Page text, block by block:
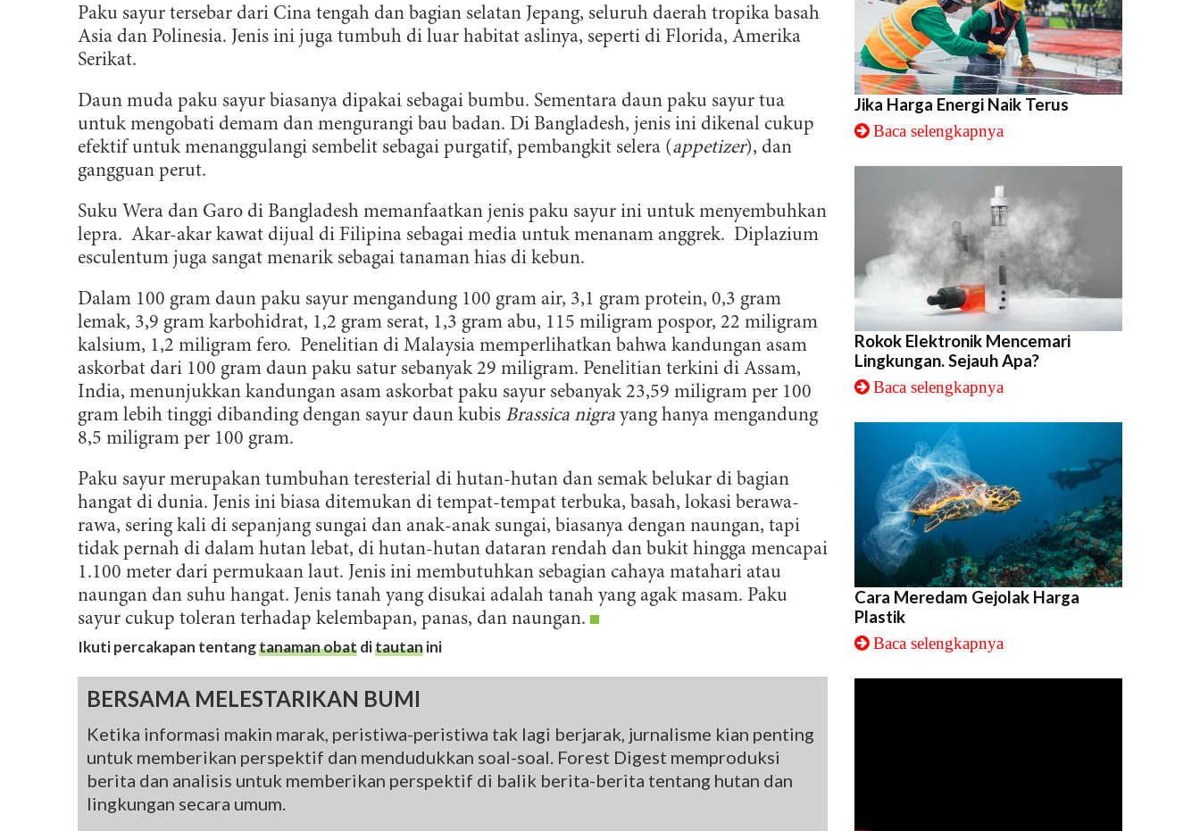
BERLANGGANAN
Daftarkan email Anda dan bergabunglah bersama komunitas peduli
lingkungan. Untuk bumi yang lestari.
DAFTAR
Paku sayur tersebar dari Cina tengah dan bagian selatan Jepang, seluruh daerah tropika basah
Asia dan Polinesia. Jenis ini juga tumbuh di luar habitat aslinya, seperti di Florida, Amerika
Serikat.
Daun muda paku sayur biasanya dipakai sebagai bumbu. Sementara daun paku sayur tua
untuk mengobati demam dan mengurangi bau badan. Di Bangladesh, jenis ini dikenal cukup
efektif untuk menanggulangi sembelit sebagai purgatif, pembangkit selera (appetizer), dan
gangguan perut.
Suku Wera dan Garo di Bangladesh memanfaatkan jenis paku sayur ini untuk menyembuhkan
lepra. Akar-akar kawat dijual di Filipina sebagai media untuk menanam anggrek. Diplazium
esculentum juga sangat menarik sebagai tanaman hias di kebun.
Dalam 100 gram daun paku sayur mengandung 100 gram air, 3,1 gram protein, 0,3 gram
lemak, 3,9 gram karbohidrat, 1,2 gram serat, 1,3 gram abu, 115 miligram pospor, 22 miligram
kalsium, 1,2 miligram fero. Penelitian di Malaysia memperlihatkan bahwa kandungan asam
askorbat dari 100 gram daun paku satur sebanyak 29 miligram. Penelitian terkini di Assam,
India, menunjukkan kandungan asam askorbat paku sayur sebanyak 23,59 miligram per 100
gram lebih tinggi dibanding dengan sayur daun kubis Brassica nigra yang hanya mengandung
8,5 miligram per 100 gram.
Paku sayur merupakan tumbuhan teresterial di hutan-hutan dan semak belukar di bagian
hangat di dunia. Jenis ini biasa ditemukan di tempat-tempat terbuka, basah, lokasi berawa-
rawa, sering kali di sepanjang sungai dan anak-anak sungai, biasanya dengan naungan, tapi
tidak pernah di dalam hutan lebat, di hutan-hutan dataran rendah dan bukit hingga mencapai
1.100 meter dari permukaan laut. Jenis ini membutuhkan sebagian cahaya matahari atau
naungan dan suhu hangat. Jenis tanah yang disukai adalah tanah yang agak masam. Paku
sayur cukup toleran terhadap kelembapan, panas, dan naungan.
Ikuti percakapan tentangtanaman obatditautanini
BERSAMA MELESTARIKAN BUMI
Ketika informasi makin marak, peristiwa-peristiwa tak lagi berjarak, jurnalisme kian penting
untuk memberikan perspektif dan mendudukkan soal-soal. Forest Digest memproduksi
berita dan analisis untuk memberikan perspektif di balik berita-berita tentang hutan dan
lingkungan secara umum.
Jika Harga Energi Naik Terus
Baca selengkapnya
Rokok Elektronik Mencemari
Lingkungan. Sejauh Apa?
Baca selengkapnya
Cara Meredam Gejolak Harga
Plastik
Baca selengkapnya